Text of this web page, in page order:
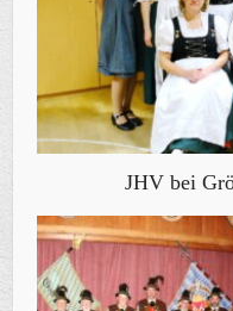
JHV bei